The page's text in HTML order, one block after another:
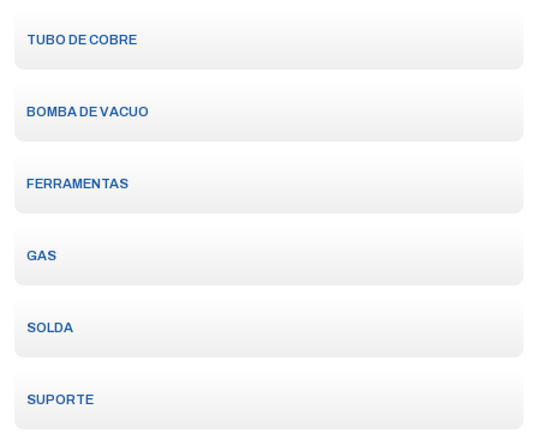
TUBO DE COBRE
BOMBA DE VACUO
FERRAMENTAS
GAS
SOLDA
SUPORTE